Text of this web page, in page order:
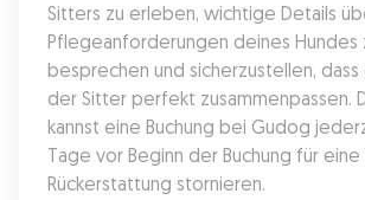
Sitters zu erleben, wichtige Details
Pflegeanforderungen deines Hundes
besprechen und sicherzustellen, dass
der Sitter perfekt zusammenpassen.
kannst eine Buchung bei Gudog
Tage vor Beginn der Buchung für
Rückerstattung stornieren.